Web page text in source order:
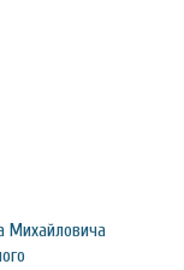
Михайловича